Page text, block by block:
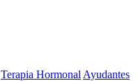
Terapia Hormonal Ayudantes